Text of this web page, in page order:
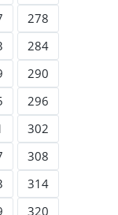
278
284
290
296
302
308
314
320